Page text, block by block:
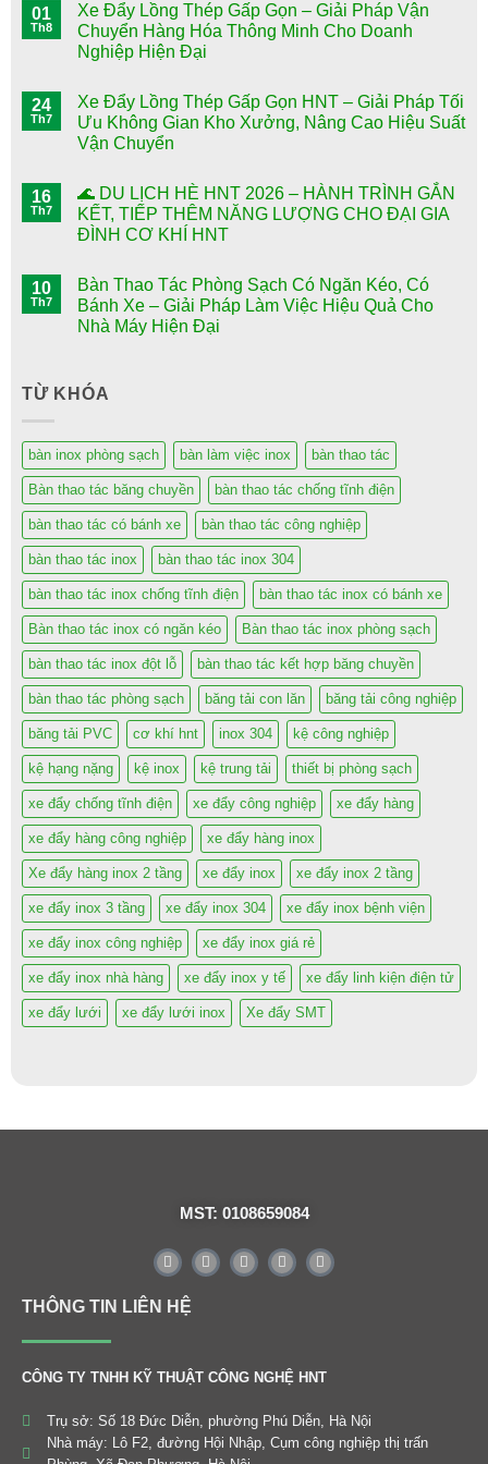
01
Th8
Xe Đẩy Lồng Thép Gấp Gọn – Giải Pháp Vận
Chuyển Hàng Hóa Thông Minh Cho Doanh
Nghiệp Hiện Đại
24
Th7
Xe Đẩy Lồng Thép Gấp Gọn HNT – Giải Pháp Tối
Ưu Không Gian Kho Xưởng, Nâng Cao Hiệu Suất
Vận Chuyển
16
Th7
🌊 DU LỊCH HÈ HNT 2026 – HÀNH TRÌNH GẮN
KẾT, TIẾP THÊM NĂNG LƯỢNG CHO ĐẠI GIA
ĐÌNH CƠ KHÍ HNT
10
Th7
Bàn Thao Tác Phòng Sạch Có Ngăn Kéo, Có
Bánh Xe – Giải Pháp Làm Việc Hiệu Quả Cho
Nhà Máy Hiện Đại
TỪ KHÓA
bàn inox phòng sạch bàn làm việc inox bàn thao tác
Bàn thao tác băng chuyền bàn thao tác chống tĩnh điện
bàn thao tác có bánh xe bàn thao tác công nghiệp
bàn thao tác inox bàn thao tác inox 304
bàn thao tác inox chống tĩnh điện bàn thao tác inox có bánh xe
Bàn thao tác inox có ngăn kéo Bàn thao tác inox phòng sạch
bàn thao tác inox đột lỗ bàn thao tác kết hợp băng chuyền
bàn thao tác phòng sạch băng tải con lăn băng tải công nghiệp
băng tải PVC cơ khí hnt inox 304 kệ công nghiệp
kệ hạng nặng kệ inox kệ trung tải thiết bị phòng sạch
xe đẩy chống tĩnh điện xe đẩy công nghiệp xe đẩy hàng
xe đẩy hàng công nghiệp xe đẩy hàng inox
Xe đẩy hàng inox 2 tầng xe đẩy inox xe đẩy inox 2 tầng
xe đẩy inox 3 tầng xe đẩy inox 304 xe đẩy inox bệnh viện
xe đẩy inox công nghiệp xe đẩy inox giá rẻ
xe đẩy inox nhà hàng xe đẩy inox y tế xe đẩy linh kiện điện tử
xe đẩy lưới xe đẩy lưới inox Xe đẩy SMT
MST: 0108659084
THÔNG TIN LIÊN HỆ
CÔNG TY TNHH KỸ THUẬT CÔNG NGHỆ HNT
Trụ sở: Số 18 Đức Diễn, phường Phú Diễn, Hà Nội
Nhà máy: Lô F2, đường Hội Nhập, Cụm công nghiệp thị trấn